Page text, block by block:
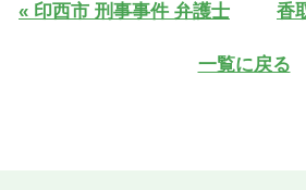
« 印西市 刑事事件 弁護士 香
一覧に戻る